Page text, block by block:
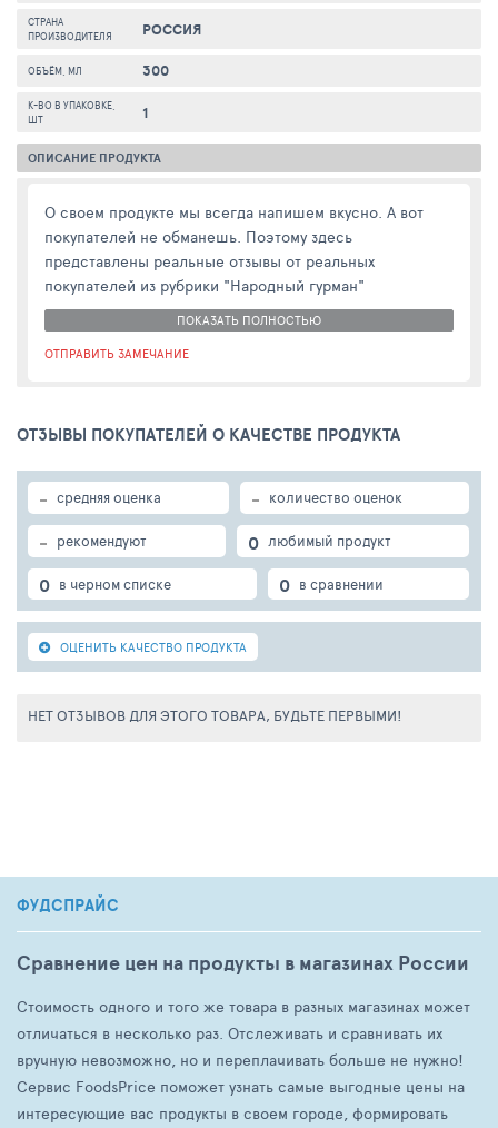
СТРАНА
ПРОИЗВОДИТЕЛЯ
РОССИЯ
ОБЪЁМ, МЛ 300
К-ВО В УПАКОВКЕ,
ШТ
1
ОПИСАНИЕ ПРОДУКТА
О своем продукте мы всегда напишем вкусно. А вот
покупателей не обманешь. Поэтому здесь
представлены реальные отзывы от реальных
покупателей из рубрики "Народный гурман"
ПОКАЗАТЬ ПОЛНОСТЬЮ
ОТПРАВИТЬ ЗАМЕЧАНИЕ
ОТЗЫВЫ ПОКУПАТЕЛЕЙ О КАЧЕСТВЕ ПРОДУКТА
- средняя оценка - количество оценок
- рекомендуют 0 любимый продукт
0 в черном списке 0 в сравнении
ОЦЕНИТЬ КАЧЕСТВО ПРОДУКТА
НЕТ ОТЗЫВОВ ДЛЯ ЭТОГО ТОВАРА, БУДЬТЕ ПЕРВЫМИ!
ФУДСПРАЙС
Сравнение цен на продукты в магазинах России
Стоимость одного и того же товара в разных магазинах может
отличаться в несколько раз. Отслеживать и сравнивать их
вручную невозможно, но и переплачивать больше не нужно!
Сервис FoodsPrice поможет узнать самые выгодные цены на
интересующие вас продукты в своем городе, формировать